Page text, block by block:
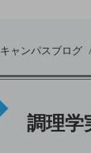
キャンパスブログ
調理学